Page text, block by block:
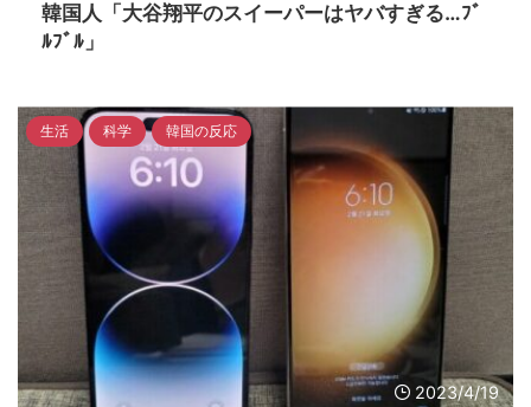
韓国人「大谷翔平のスイーパーはヤバすぎる…ﾌﾞ
ﾙﾌﾞﾙ」
2023/4/19
生活 科学 韓国の反応